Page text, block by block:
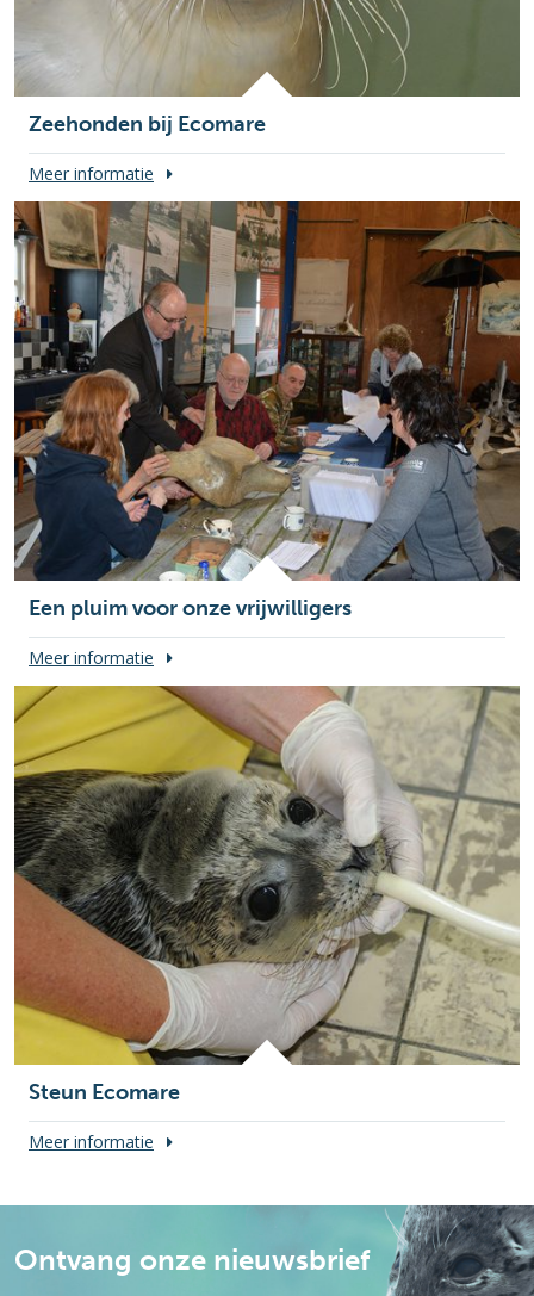
Zeehonden bij Ecomare
Meer informatie
Een pluim voor onze vrijwilligers
Meer informatie
Steun Ecomare
Meer informatie
Ontvang onze nieuwsbrief